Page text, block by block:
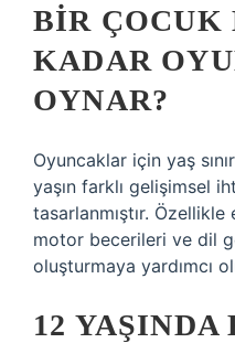
BIR ÇOCUK
KADAR
OYNAR?
Oyuncaklar için yaş
yaşın farklı gelişimsel
tasarlanmıştır.
motor becerileri ve dil
oluşturmaya yardımcı
12 YAŞINDA